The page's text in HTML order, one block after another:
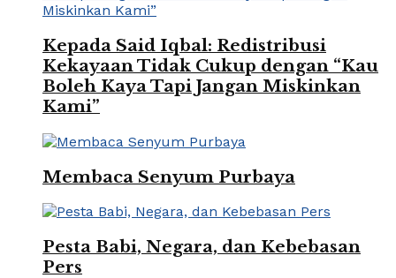
Kepada Said Iqbal: Redistribusi
Kekayaan Tidak Cukup dengan “Kau
Boleh Kaya Tapi Jangan Miskinkan
Kami”
Membaca Senyum Purbaya
Pesta Babi, Negara, dan Kebebasan
Pers